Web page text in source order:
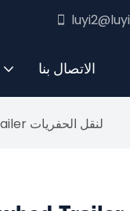
الاتصال بنا
3-axle 40T GOONECKECK Lowbed Trailer لنقل الحفريات